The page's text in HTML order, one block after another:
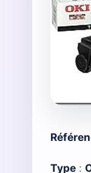
Type :